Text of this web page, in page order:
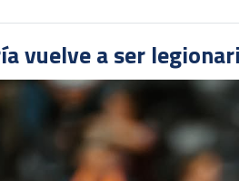
vuelve a ser